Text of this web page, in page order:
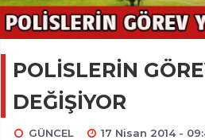
POLİSLERİN
DEĞİŞİYOR
GÜNCEL 17 Nisan 2014 -